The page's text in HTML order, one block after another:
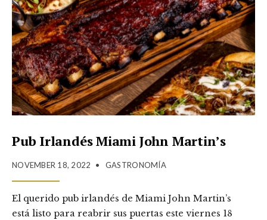
Pub Irlandés Miami John Martin’s
NOVEMBER 18, 2022 • GASTRONOMÍA
El querido pub irlandés de Miami John Martin’s
está listo para reabrir sus puertas este viernes 18